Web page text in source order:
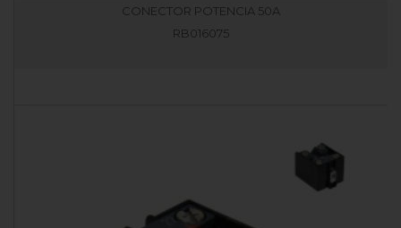
CONECTOR POTENCIA 50A
RB016075